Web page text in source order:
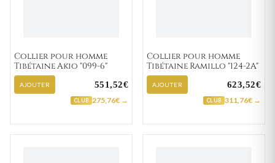
Collier pour homme
Tibétaine Akio "099-6"
AJOUTER 551,52€
CLUB 275,76€ →
Collier pour homme
Tibétaine Ramillo "124-2A"
AJOUTER 623,52€
CLUB 311,76€ →